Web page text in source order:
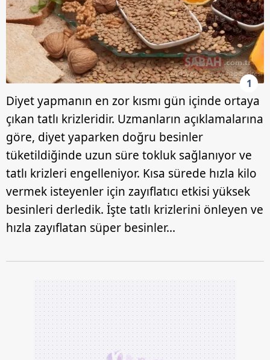
1
Diyet yapmanın en zor kısmı gün içinde ortaya
çıkan tatlı krizleridir. Uzmanların açıklamalarına
göre, diyet yaparken doğru besinler
tüketildiğinde uzun süre tokluk sağlanıyor ve
tatlı krizleri engelleniyor. Kısa sürede hızla kilo
vermek isteyenler için zayıflatıcı etkisi yüksek
besinleri derledik. İşte tatlı krizlerini önleyen ve
hızla zayıflatan süper besinler...